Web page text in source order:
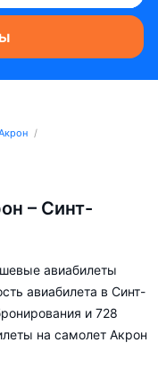
– Синт-
авиабилеты
авиабилета в Синт-
и 728
на самолет Акрон